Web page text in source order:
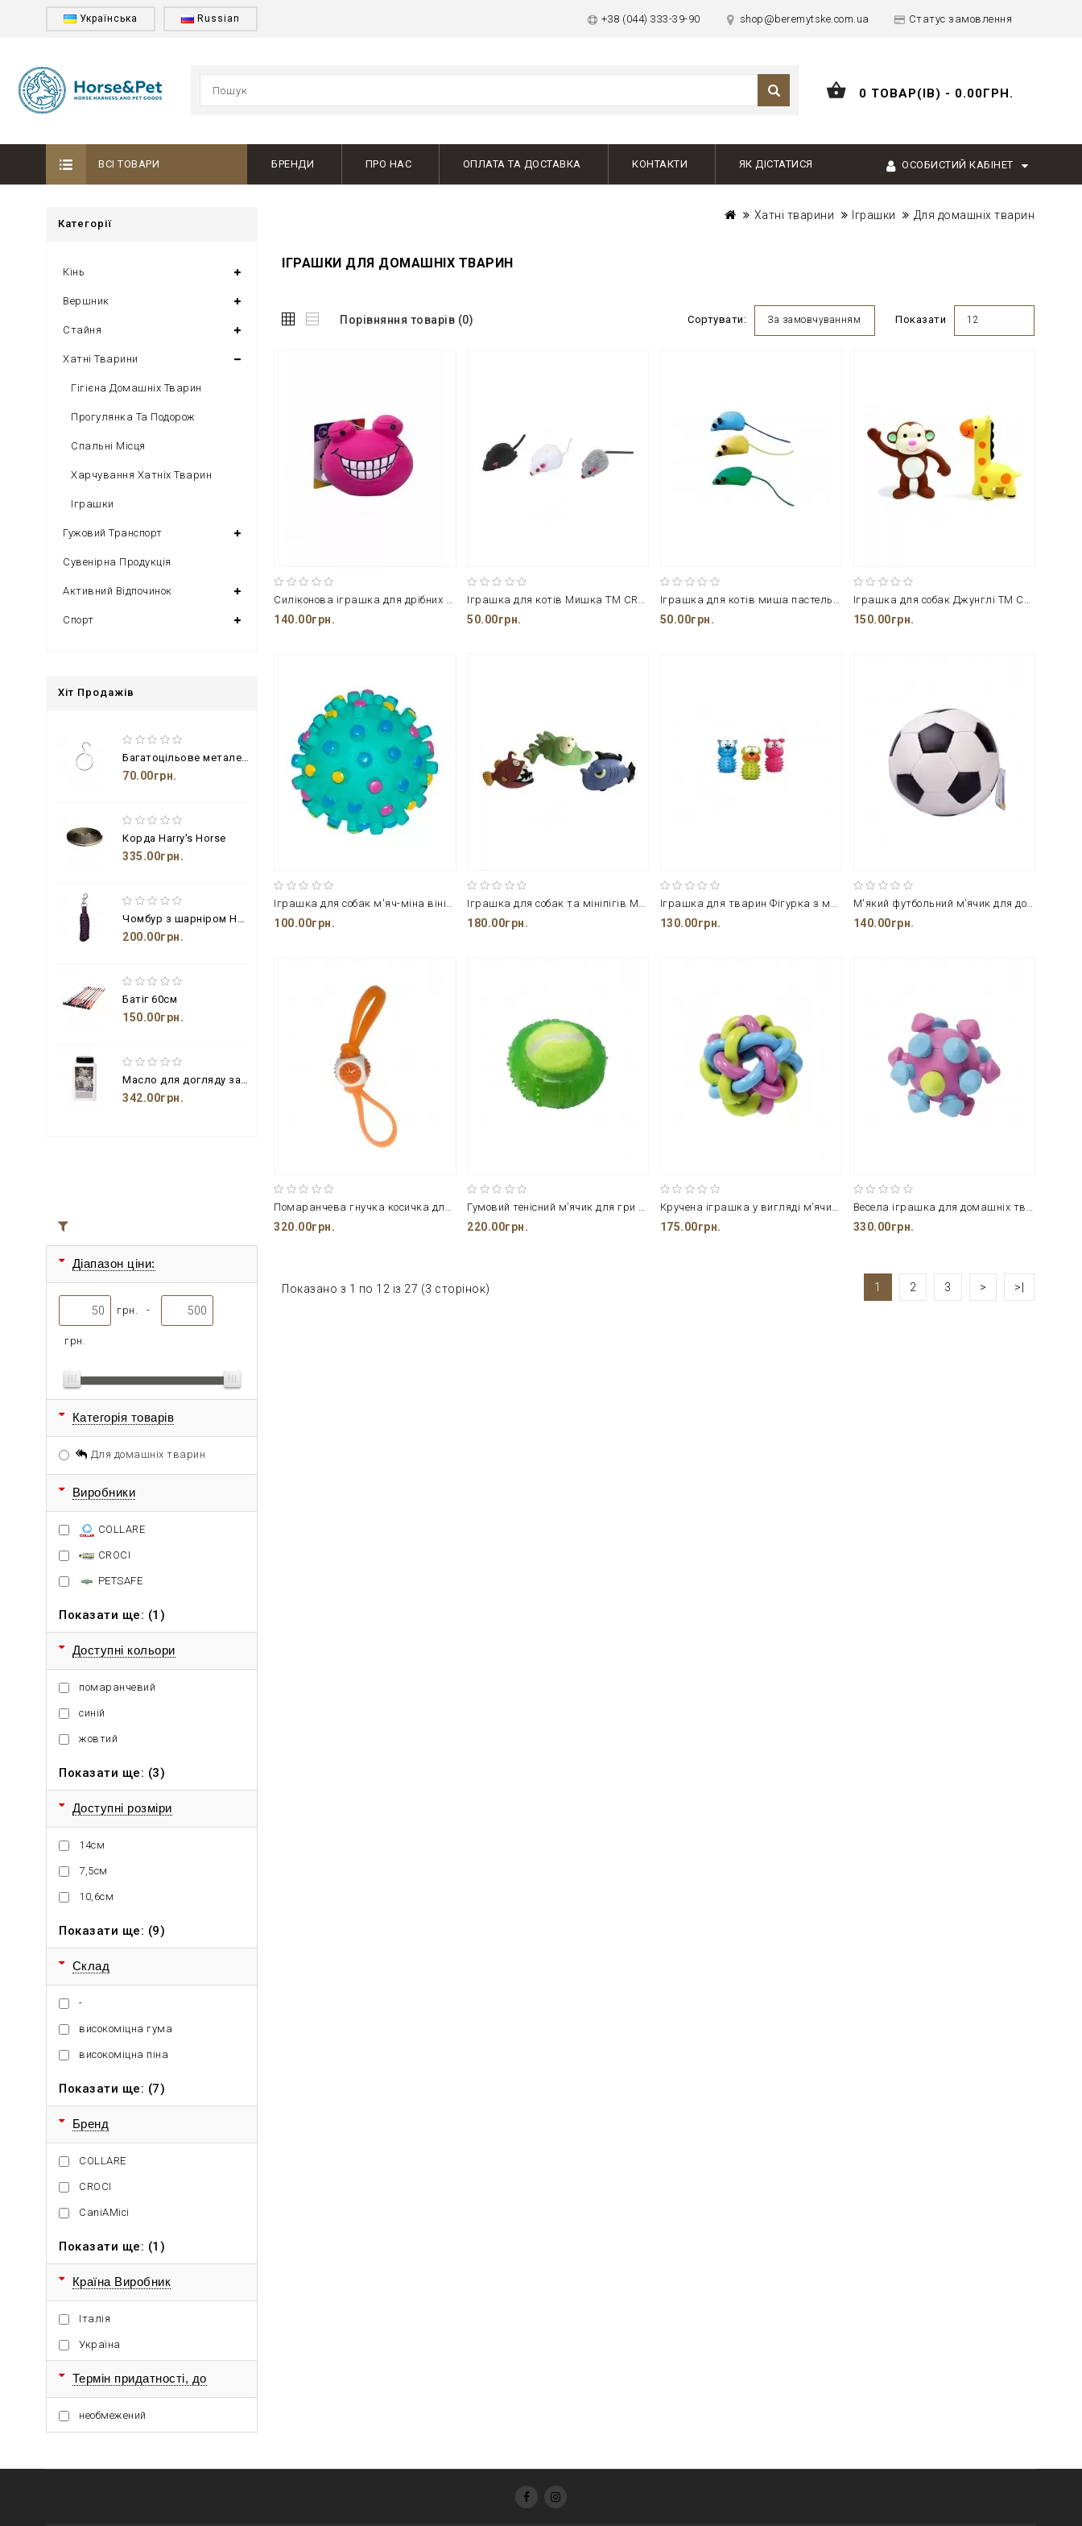
Українська Russian +38 (044) 333-39-90 shop@beremytske.com.ua Статус замовлення
0 ТОВАР(ІВ) - 0.00ГРН.
ВСІ ТОВАРИ БРЕНДИ ПРО НАС ОПЛАТА ТА ДОСТАВКА КОНТАКТИ ЯК ДІСТАТИСЯ ОСОБИСТИЙ КАБІНЕТ
Категорії
Кінь
Вершник
Стайня
Хатні Тварини
Гігієна Домашніх Тварин
Прогулянка Та Подорож
Спальні Місця
Харчування Хатніх Тварин
Іграшки
Гужовий Транспорт
Сувенірна Продукція
Активний Відпочинок
Спорт
Хіт Продажів
Багатоцільове металеве кільце з гачком
70.00грн.
Корда Harry's Horse
335.00грн.
Чомбур з шарніром Harry's Horse
200.00грн.
Батіг 60см
150.00грн.
Масло для догляду за шкіряними виробами з бджолиним воском і пензлем
342.00грн.
Діапазон ціни:
грн. -
грн.
Категорія товарів
Для домашніх тварин
Виробники
COLLARE
CROCI
PETSAFE
Показати ще: (1)
Доступні кольори
помаранчевий
синій
жовтий
Показати ще: (3)
Доступні розміри
14см
7,5см
10,6см
Показати ще: (9)
Склад
-
високоміцна гума
високоміцна піна
Показати ще: (7)
Бренд
COLLARE
CROCI
CaniAMici
Показати ще: (1)
Країна Виробник
Італія
Україна
Термін придатності, до
необмежений
Хатні тварини Іграшки Для домашніх тварин
ІГРАШКИ ДЛЯ ДОМАШНІХ ТВАРИН
Порівняння товарів (0) Сортувати: За замовчуванням Показати 12
Силіконова іграшка для дрібних домашніх тварин CROCI Смайл
140.00грн.
Іграшка для котів Мишка ТМ CROCI
50.00грн.
Іграшка для котів миша пастель CROCI
50.00грн.
Іграшка для собак Джунглі ТМ CROCI
150.00грн.
Іграшка для собак м'яч-міна вініл, пищалка CROCI
100.00грн.
Іграшка для собак та мініпігів Мешканці глибин CROCI
180.00грн.
Іграшка для тварин Фігурка з масажером для зубів CROCI
130.00грн.
М'який футбольний м’ячик для домашніх тварин CaniAMici 9 см
140.00грн.
Помаранчева гнучка косичка для гри ваших домашніх улюбленців від ТМ CROCI
320.00грн.
Гумовий тенісний м’ячик для гри та розвитку домашніх тварин від фірми CROCI
220.00грн.
Кручена іграшка у вигляді м’ячика для домашніх тварин з безпечної гуми від бренду CROCI
175.00грн.
Весела іграшка для домашніх тварин литий м'яч – міна CROCI з якісної гуми
330.00грн.
1 2 3 > >|
Показано з 1 по 12 із 27 (3 сторінок)